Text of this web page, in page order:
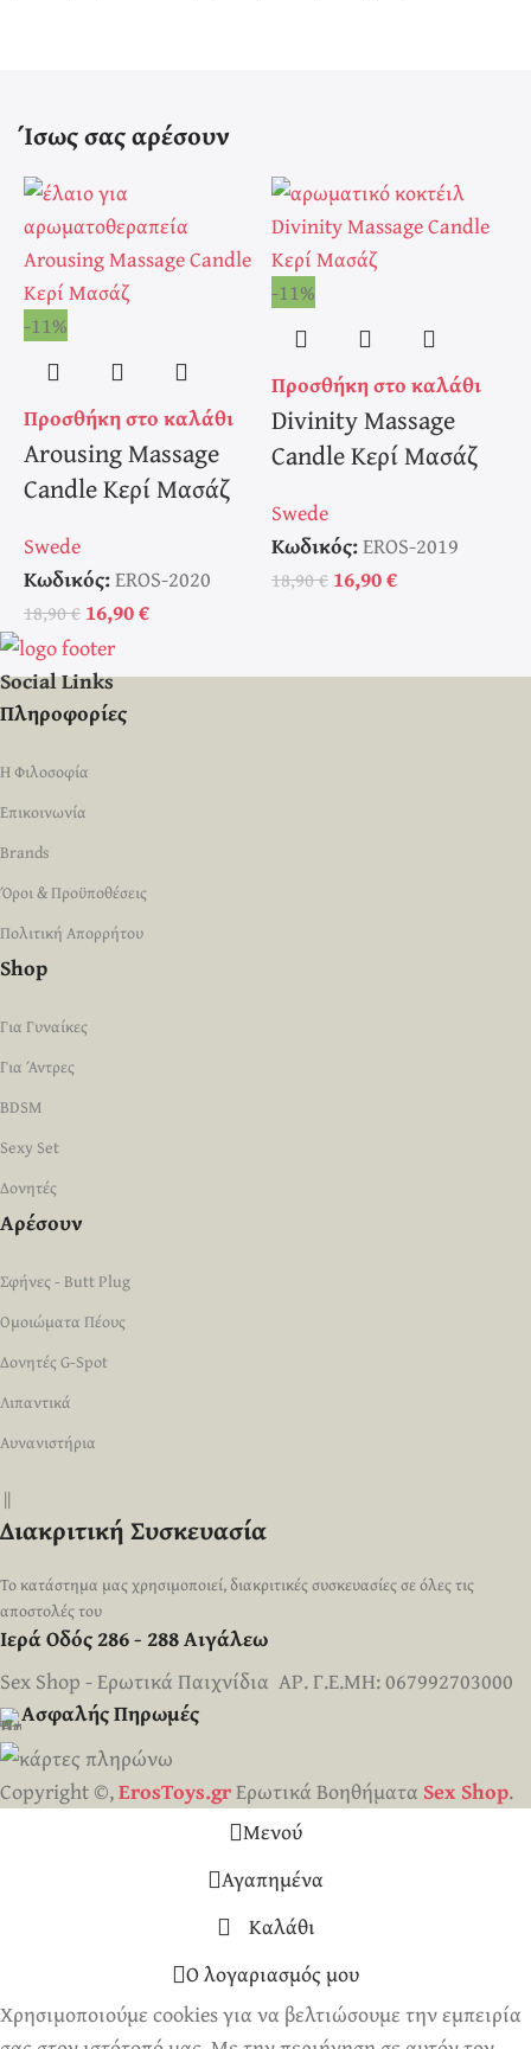
Ίσως σας αρέσουν
-11%
Προσθήκη στο καλάθι
Arousing Massage
Candle Κερί Μασάζ
Swede
Κωδικός:EROS-2020
18,90€ 16,90€
-11%
Προσθήκη στο καλάθι
Divinity Massage
Candle Κερί Μασάζ
Swede
Κωδικός:EROS-2019
18,90€ 16,90€
Social Links
Πληροφορίες
Η Φιλοσοφία
Επικοινωνία
Brands
Όροι & Προϋποθέσεις
Πολιτική Απορρήτου
Shop
Για Γυναίκες
Για Άντρες
BDSM
Sexy Set
Δονητές
Αρέσουν
Σφήνες - Butt Plug
Ομοιώματα Πέους
Δονητές G-Spot
Λιπαντικά
Αυνανιστήρια
||
Διακριτική Συσκευασία
Το κατάστημα μας χρησιμοποιεί, διακριτικές συσκευασίες σε όλες τις
αποστολές του
Ιερά Οδός 286 - 288 Αιγάλεω
Sex Shop - Ερωτικά Παιχνίδια ΑΡ. Γ.Ε.ΜΗ: 067992703000
Ασφαλής Πηρωμές
Copyright ©,ErosToys.grΕρωτικά Βοηθήματα Sex Shop.
Μενού
Αγαπημένα
Καλάθι
Ο λογαριασμός μου
Χρησιμοποιούμε cookies για να βελτιώσουμε την εμπειρία